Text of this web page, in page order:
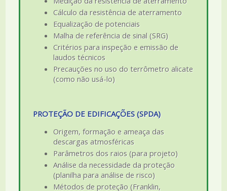
Cálculo da resistência de aterramento
Equalização de potenciais
Malha de referência de sinal (SRG)
Critérios para inspeção e emissão de
laudos técnicos
Precauções no uso do terrômetro alicate
(como não usá-lo)
PROTEÇÃO DE EDIFICAÇÕES (SPDA)
Origem, formação e ameaça das
descargas atmosféricas
Parâmetros dos raios (para projeto)
Análise da necessidade da proteção
(planilha para análise de risco)
Métodos de proteção (Franklin,